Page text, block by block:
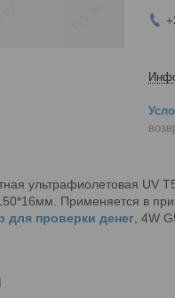
ультрафиолетовая UV
Применяется в
для проверки денег , 4W